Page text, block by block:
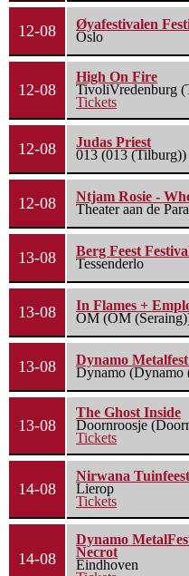
12-08
Øyafestivalen
Oslo
12-08
High On Fire
TivoliVredenburg
Tickets
12-08
Judas Priest
013 (013 (Tilburg))
12-08
Ntjam Rosie -
Theater aan de
13-08
Berg Feest
Tessenderlo
13-08
In Flames +
OM (OM
13-08
Dynamo
Dynamo (Dynamo
13-08
The Ghost Inside
Doornroosje
Tickets
14-08
Nirwana
Lierop
Tickets
14-08
Dynamo
Necrot
Eindhoven